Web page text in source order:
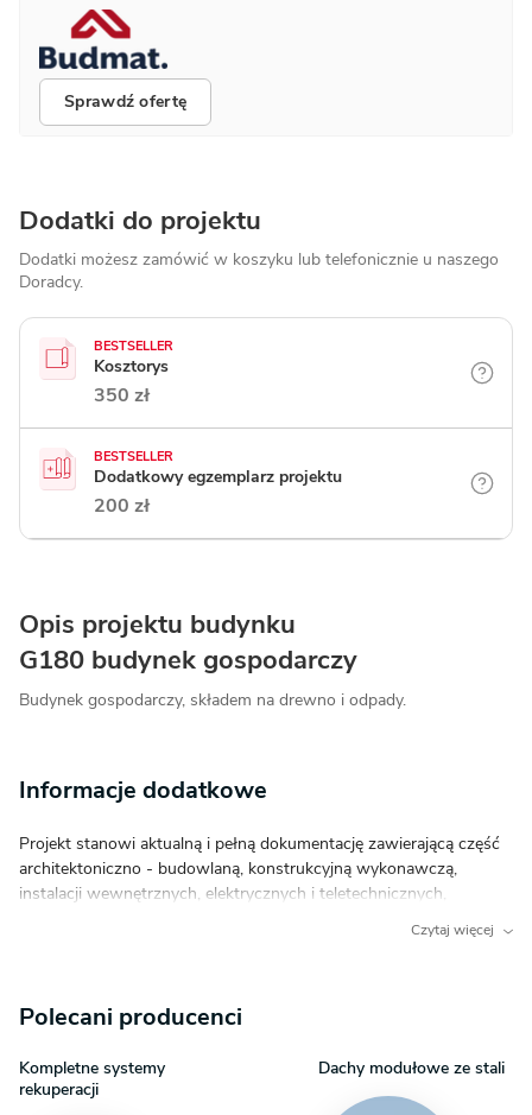
Sprawdź ofertę
Dodatki do projektu
Dodatki możesz zamówić w koszyku lub telefonicznie u naszego
Doradcy.
BESTSELLER
Kosztorys
350 zł
BESTSELLER
Dodatkowy egzemplarz projektu
200 zł
Opis projektu budynku
G180 budynek gospodarczy
Budynek gospodarczy, składem na drewno i odpady.
Informacje dodatkowe
Projekt stanowi aktualną i pełną dokumentację zawierającą część
architektoniczno - budowlaną, konstrukcyjną wykonawczą,
instalacji wewnętrznych, elektrycznych i teletechnicznych,
Dokumentacja zabezpieczona jest specjalną plombą, której
posiadanej działki w celu upewnienia się, że wybrany projekt domu
podlega opłacie manipulacyjnej w wysokości 100 zł. O szczegóły
dopytaj w Centrum Obsługi Klienta.
Czytaj więcej
Polecani producenci
Kompletne systemy
rekuperacji
Dachy modułowe ze stali